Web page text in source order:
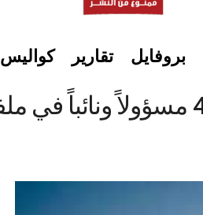
بروفايل تقارير كواليس